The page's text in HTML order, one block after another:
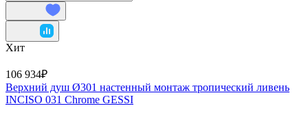
Хит
106 934₽
Верхний душ Ø301 настенный монтаж тропический ливень
INCISO 031 Chrome GESSI